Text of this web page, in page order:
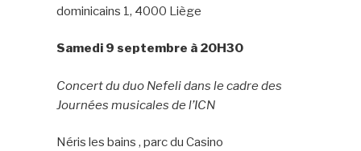
dominicains 1, 4000 Liège
Samedi 9 septembre à 20H30
Concert du duo Nefeli dans le cadre des
Journées musicales de l’ICN
Néris les bains , parc du Casino